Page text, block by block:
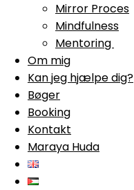
Mirror Proces
Mindfulness
Mentoring
Om mig
Kan jeg hjælpe dig?
Bøger
Booking
Kontakt
Maraya Huda